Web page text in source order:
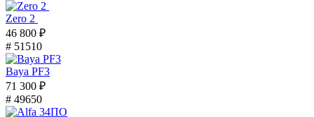
Zero 2
46 800 ₽
# 51510
Baya PF3
71 300 ₽
# 49650